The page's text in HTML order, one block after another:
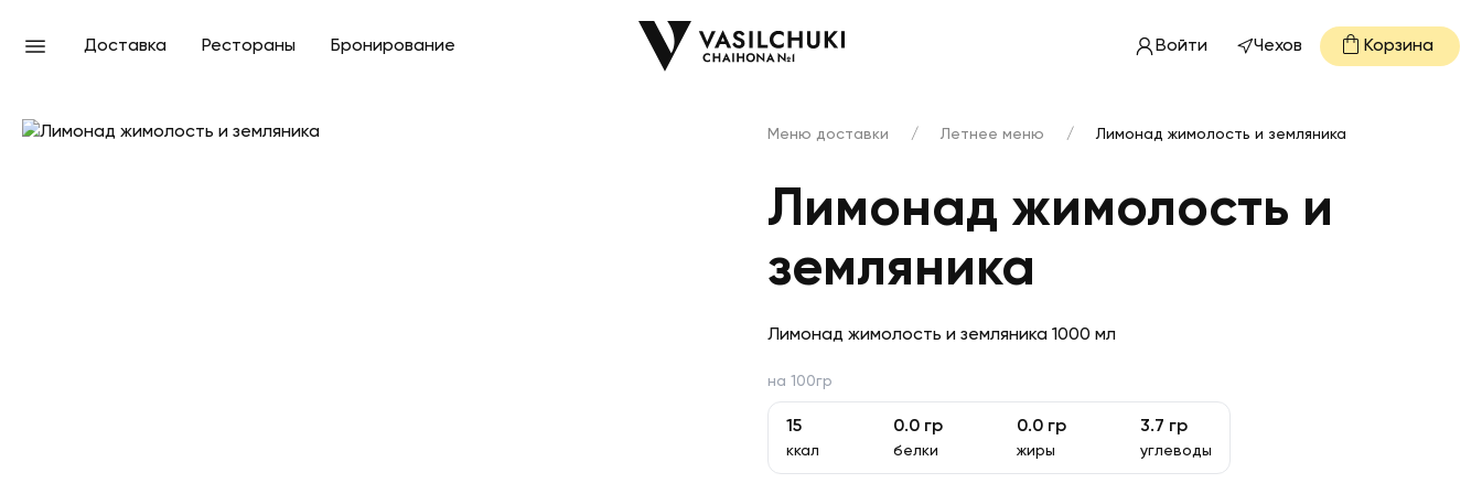
Доставка Рестораны Бронирование Войти Чехов Корзина
Меню доставки / Летнее меню / Лимонад жимолость и земляника
Лимонад жимолость и
земляника
Лимонад жимолость и земляника 1000 мл
на 100гр
15
ккал
0.0 гр
белки
0.0 гр
жиры
3.7 гр
углеводы